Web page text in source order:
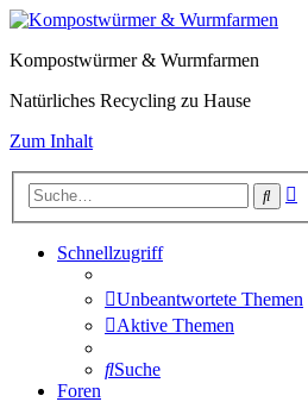
Kompostwürmer & Wurmfarmen
Natürliches Recycling zu Hause
Zum Inhalt
Suche
Schnellzugriff
Unbeantwortete Themen
Aktive Themen
Suche
Foren